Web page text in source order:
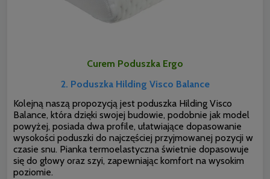
Curem Poduszka Ergo
2. Poduszka Hilding Visco Balance
Kolejną naszą propozycją jest poduszka Hilding Visco
Balance, która dzięki swojej budowie, podobnie jak model
powyżej, posiada dwa profile, ułatwiające dopasowanie
wysokości poduszki do najczęściej przyjmowanej pozycji w
czasie snu. Pianka termoelastyczna świetnie dopasowuje
się do głowy oraz szyi, zapewniając komfort na wysokim
poziomie.